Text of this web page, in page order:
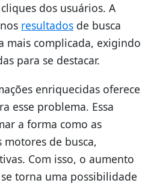
dos usuários. A
resultados de busca
mais complicada, exigindo
para se destacar.
enriquecidas oferece
esse problema. Essa
a forma como as
motores de busca,
Com isso, o aumento
torna uma possibilidade